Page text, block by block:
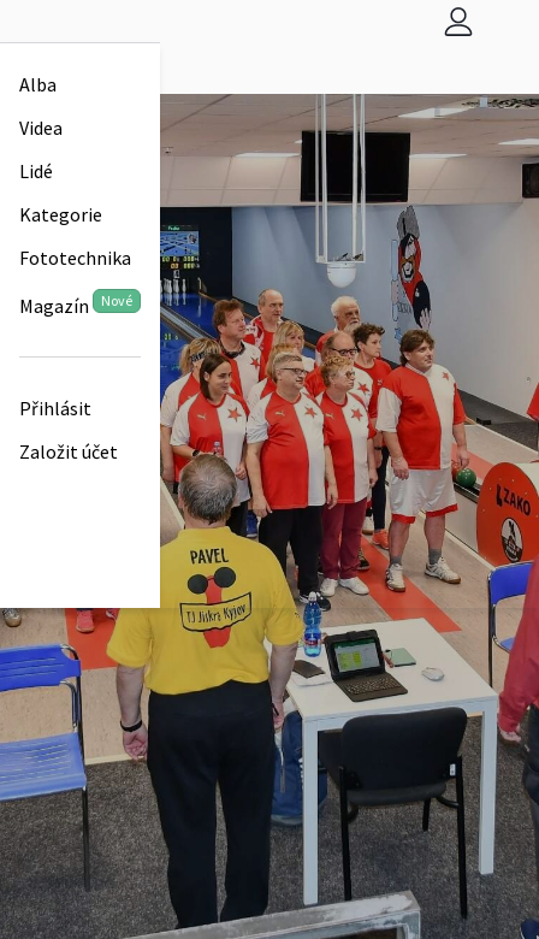
Alba
Videa
Lidé
Kategorie
Fototechnika
Magazín Nové
Přihlásit
Založit účet